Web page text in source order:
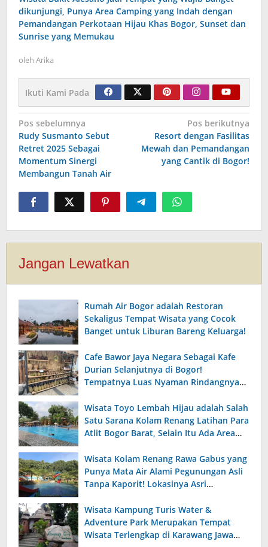
dikunjungi, Punya Area Camping yang Indah dengan
Pemandangan Perkotaan Hijau Khas Bogor, Sunset dan
Sunrise yang Memukau
oleh Arika
Ikuti Kami Pada
Navigasi
pos
Pos sebelumnya
Rudy Susmanto Sebut
Retret 2025 Sebagai
Momentum Sinergi
Membangun Tanah Air
Pos berikutnya
Resort dengan Fasilitas
Mewah dan Pemandangan
yang Cantik di Bogor!
Jangan Lewatkan
Rumah Air Bogor adalah Restoran
Sekaligus Tempat Wisata yang Cocok
Banget untuk Liburan Bareng Keluarga!
Cafe Bawor Jaya Negara Sebagai Kafe
Durian Selanjutnya di Bogor!
Tempatnya Luas Nyaman Rindangnya
Makanannya Enak dan Terjangkau.
Wisata Toyo Lembah Hijau adalah Salah
Satu Sarana Kolam Renang Latihan Para
Atlit Bogor Barat, Selain Itu Ada Area
Fasilitas Lengkap!
Wisata Kolam Renang Rawa Gabus yang
Punya Mata Air Alami Pegunungan Asli
Tanpa Kaporit! Lokasinya Asri
Persawanan yang Indah.
Wisata Kampung Turis Water &
Adventure Park Merupakan Tempat
Wisata Terlengkap di Karawang Jawa